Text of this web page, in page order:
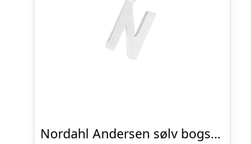
Nordahl Andersen sølv bogstav N